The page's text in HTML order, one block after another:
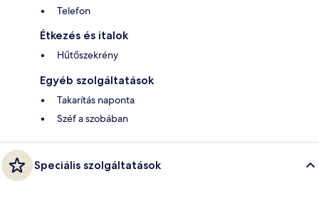
Telefon
Étkezés és italok
Hűtőszekrény
Egyéb szolgáltatások
Takarítás naponta
Széf a szobában
Speciális szolgáltatások